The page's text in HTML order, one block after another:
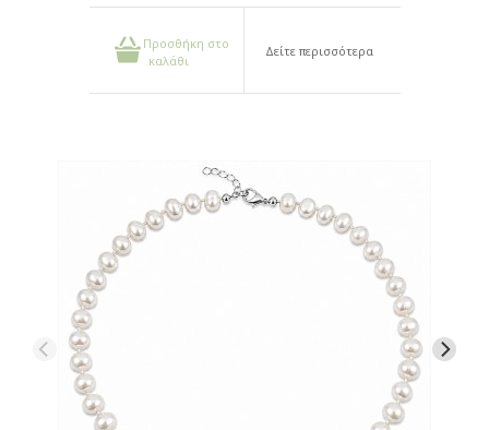
Προσθήκη στο
καλάθι
Δείτε περισσότερα